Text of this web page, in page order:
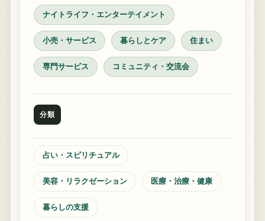
ナイトライフ・エンターテイメント
小売・サービス 暮らしとケア 住まい
専門サービス コミュニティ・交流会
分類
占い・スピリチュアル
美容・リラクゼーション 医療・治療・健康
暮らしの支援